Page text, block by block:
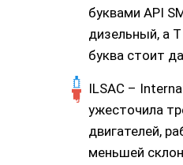
буквами API
дизельный, а
буква стоит
ILSAC –
ужесточила
двигателей,
меньшей